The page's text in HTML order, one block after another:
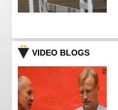
VIDEO BLOGS